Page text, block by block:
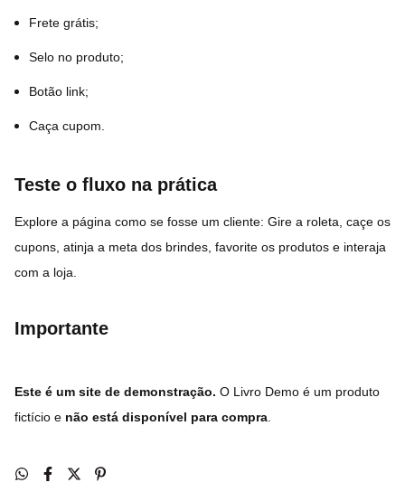
Frete grátis;
Selo no produto;
Botão link;
Caça cupom.
Teste o fluxo na prática
Explore a página como se fosse um cliente: Gire a roleta, caçe os
cupons, atinja a meta dos brindes, favorite os produtos e interaja
com a loja.
Importante
Este é um site de demonstração. O Livro Demo é um produto
fictício e não está disponível para compra